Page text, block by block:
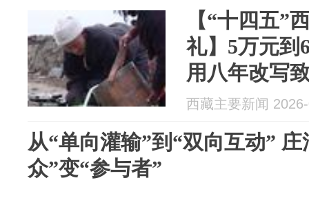
【“十四五”
礼】5万元到
用八年改写
西藏主要新闻
从“单向灌输”到“双向互动”
众”变“参与者”